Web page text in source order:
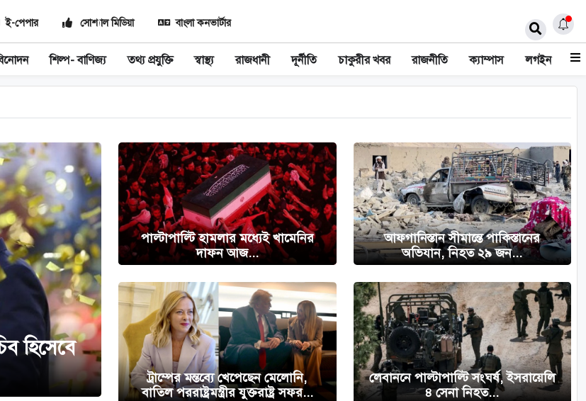
ই-পেপার সোশ্যাল মিডিয়া বাংলা কনভার্টার
শিল্প- বাণিজ্য তথ্য প্রযুক্তি স্বাস্থ্য রাজধানী দূর্নীতি চাকুরীর খবর রাজনীতি ক্যাম্পাস লগইন
হিসেবে
পাল্টাপাল্টি হামলার মধ্যেই খামেনির
দাফন আজ...
আফগানিস্তান সীমান্তে পাকিস্তানের
অভিযান, নিহত ২৯ জন...
ট্রাম্পের মন্তব্যে খেপেছেন মেলোনি,
বাতিল পররাষ্ট্রমন্ত্রীর যুক্তরাষ্ট্র সফর...
লেবাননে পাল্টাপাল্টি সংঘর্ষ, ইসরায়েলি
৪ সেনা নিহত...